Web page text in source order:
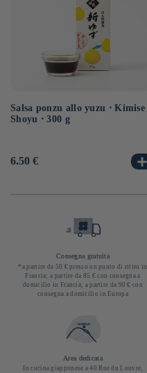
Salsa ponzu allo yuzu ⋅ Kimise
Shoyu ⋅ 300 g
Prezzo
6.50 €
Consegna gratuita
*a partire da 50 € presso un punto di ritiro in
Francia; a partire da 85 € con consegna a
domicilio in Francia; a partire da 90 € con
consegna a domicilio in Europa
Area dedicata
In cucina giapponese a 40 Rue du Louvre,